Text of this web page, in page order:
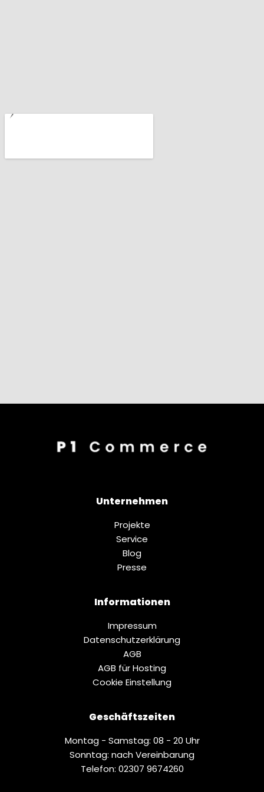
Unternehmen
Projekte
Service
Blog
Presse
Informationen
Impressum
Datenschutz­erklärung
AGB
AGB für Hosting
Cookie Einstellung
Geschäftszeiten
Montag - Samstag: 08 - 20 Uhr
Sonntag: nach Vereinbarung
Telefon: 02307 9674260